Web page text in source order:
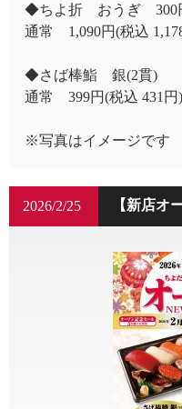
◆ちよ折 おうぎ 300
通常 1,090円(税込
◆さば棒鮨 銀(2貫)
通常 399円(税込
※写真はイメージです
【新店オ
2026/2/25